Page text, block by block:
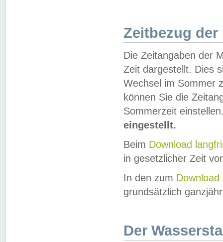
Zeitbezug der
Die Zeitangaben der
Zeit dargestellt. Dies
Wechsel im Sommer
können Sie die
Sommerzeit
eingestellt.
Beim Download
in gesetzlicher Zeit
In den zum Download
grundsätzlich
Der